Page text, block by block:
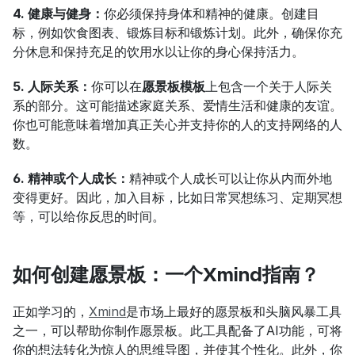
4. 健康与健身： 你必须保持身体和精神的健康。创建目
标，例如饮食图表、锻炼目标和锻炼计划。此外，确保你充
分休息和保持充足的饮用水以让你的身心保持活力。
5. 人际关系： 你可以在愿景板模板上包含一个关于人际关
系的部分。这可能描述家庭关系、爱情生活和健康的友谊。
你也可能意味着增加真正关心并支持你的人的支持网络的人
数。
6. 精神或个人成长： 精神或个人成长可以让你从内而外地
变得更好。因此，加入目标，比如日常冥想练习、定期冥想
等，可以给你反思的时间。
如何创建愿景板：一个Xmind指南？
正如学习的， Xmind是市场上最好的愿景板和头脑风暴工具
之一，可以帮助你制作愿景板。此工具配备了AI功能，可将
你的想法转化为惊人的思维导图，并使其个性化。此外，你